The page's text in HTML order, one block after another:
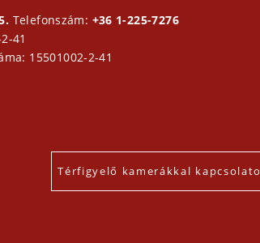
Telefonszám: +36 1-225-7276
41
15501002-2-41
Térfigyelő kamerákkal